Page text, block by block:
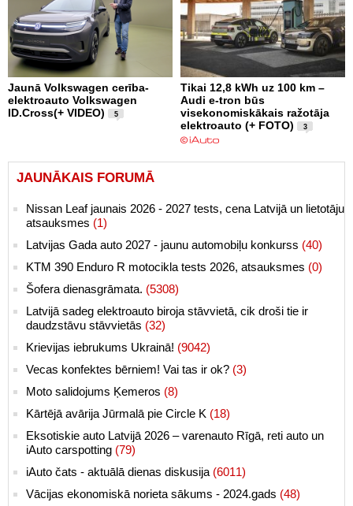
Jaunā Volkswagen cerība-
elektroauto Volkswagen
ID.Cross(+ VIDEO)
5
Tikai 12,8 kWh uz 100 km –
Audi e-tron būs
visekonomiskākais ražotāja
elektroauto (+ FOTO)
3
JAUNĀKAIS FORUMĀ
Nissan Leaf jaunais 2026 - 2027 tests, cena Latvijā un lietotāju
atsauksmes (1)
Latvijas Gada auto 2027 - jaunu automobiļu konkurss (40)
KTM 390 Enduro R motocikla tests 2026, atsauksmes (0)
Šofera dienasgrāmata. (5308)
Latvijā sadeg elektroauto biroja stāvvietā, cik droši tie ir
daudzstāvu stāvvietās (32)
Krievijas iebrukums Ukrainā! (9042)
Vecas konfektes bērniem! Vai tas ir ok? (3)
Moto salidojums Ķemeros (8)
Kārtējā avārija Jūrmalā pie Circle K (18)
Eksotiskie auto Latvijā 2026 – varenauto Rīgā, reti auto un
iAuto carspotting (79)
iAuto čats - aktuālā dienas diskusija (6011)
Vācijas ekonomiskā norieta sākums - 2024.gads (48)